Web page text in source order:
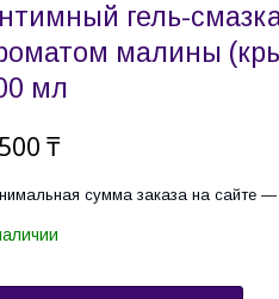
гель-
малины
мл
₸
сумма заказа на сайте —